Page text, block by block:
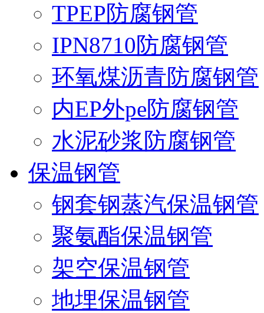
TPEP防腐钢管
IPN8710防腐钢管
环氧煤沥青防腐钢管
内EP外pe防腐钢管
水泥砂浆防腐钢管
保温钢管
钢套钢蒸汽保温钢管
聚氨酯保温钢管
架空保温钢管
地埋保温钢管